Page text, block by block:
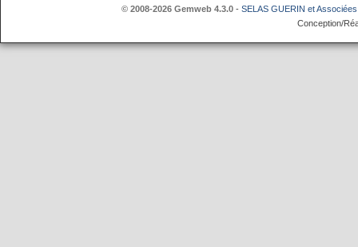
© 2008-2026 Gemweb 4.3.0 - SELAS GUERIN et Associées
Conception/